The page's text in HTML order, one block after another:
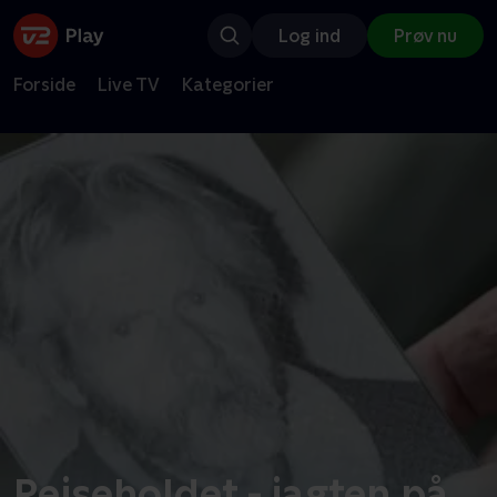
Log ind Prøv nu
Forside Live TV Kategorier